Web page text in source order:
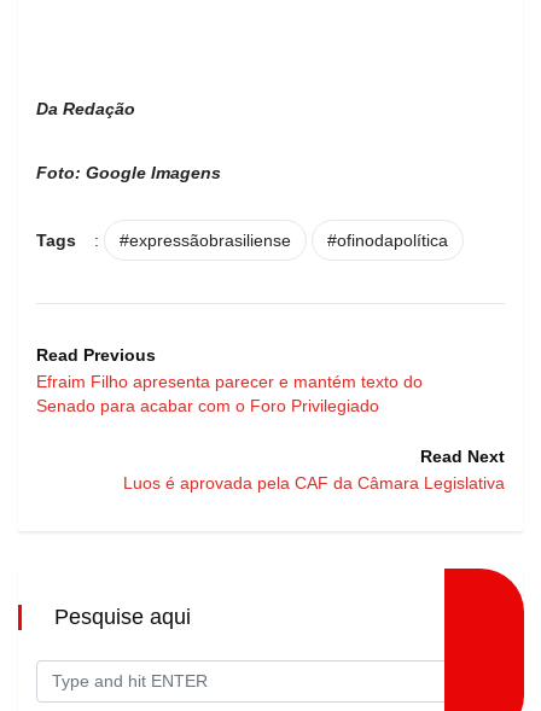
Da Redação
Foto: Google Imagens
Tags : #expressãobrasiliense #ofinodapolítica
Read Previous
Efraim Filho apresenta parecer e mantém texto do
Senado para acabar com o Foro Privilegiado
Read Next
Luos é aprovada pela CAF da Câmara Legislativa
Pesquise aqui